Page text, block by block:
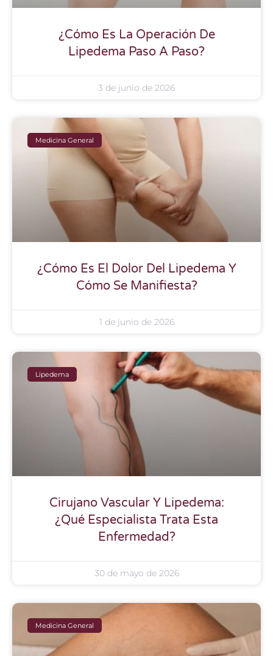
¿Cómo Es La Operación De
Lipedema Paso A Paso?
3 de junio de 2026
Medicina General
¿Cómo Es El Dolor Del Lipedema Y
Cómo Se Manifiesta?
1 de junio de 2026
Lipedema
Cirujano Vascular Y Lipedema:
¿Qué Especialista Trata Esta
Enfermedad?
30 de mayo de 2026
Medicina General